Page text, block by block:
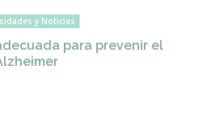
y Noticias
para prevenir el